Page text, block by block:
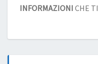
INFORMAZIONI CHE